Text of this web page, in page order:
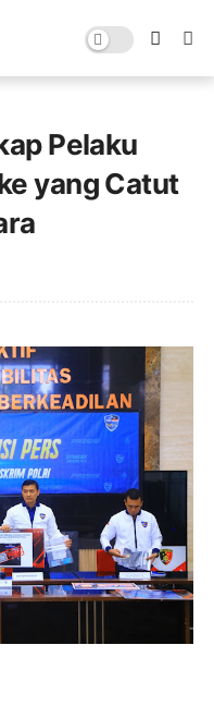
Pelaku
yang Catut